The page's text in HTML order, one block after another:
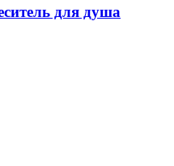
для душа